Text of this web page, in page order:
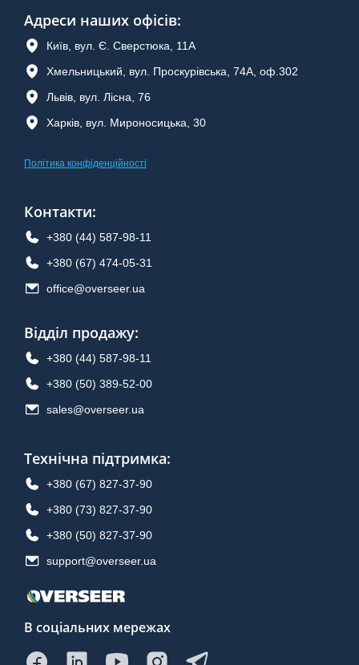
Адреси наших офісів:
Київ, вул. Є. Сверстюка, 11А
Хмельницький, вул. Проскурівська, 74А, оф.302
Львів, вул. Лісна, 76
Харків, вул. Мироносицька, 30
Політика конфіденційності
Контакти:
+380 (44) 587-98-11
+380 (67) 474-05-31
office@overseer.ua
Відділ продажу:
+380 (44) 587-98-11
+380 (50) 389-52-00
sales@overseer.ua
Технічна підтримка:
+380 (67) 827-37-90
+380 (73) 827-37-90
+380 (50) 827-37-90
support@overseer.ua
В соціальних мережах